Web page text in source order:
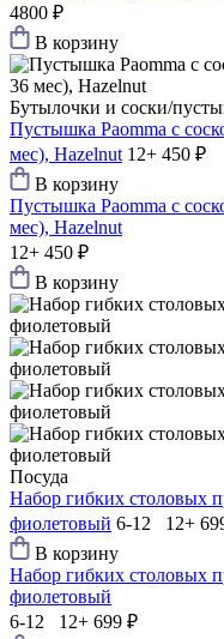
4800 ₽
В корзину
Бутылочки и соски/
Пустышка Paomma с
мес), Hazelnut 12+ 450 ₽
В корзину
Пустышка Paomma с
мес), Hazelnut
12+ 450 ₽
В корзину
Посуда
Набор гибких столовых
фиолетовый 6-12 12+
В корзину
Набор гибких столовых
фиолетовый
6-12 12+ 699 ₽